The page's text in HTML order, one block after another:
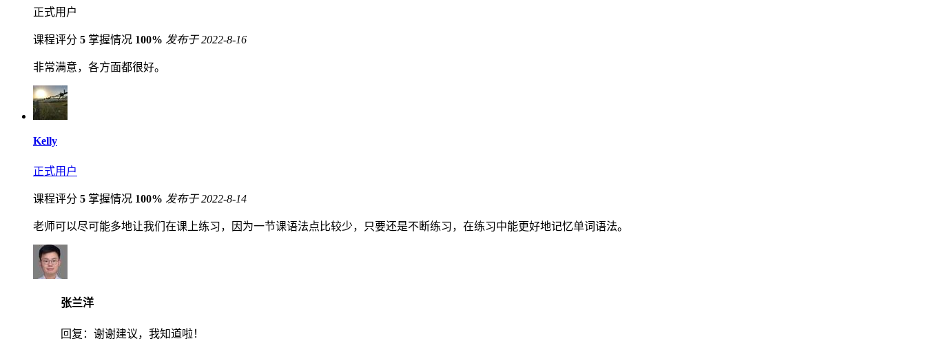
正式用户
课程评分 5 掌握情况 100% 发布于 2022-8-16
非常满意，各方面都很好。
Kelly
正式用户
课程评分 5 掌握情况 100% 发布于 2022-8-14
老师可以尽可能多地让我们在课上练习，因为一节课语法点比较少，只要还是不断练习，在练习中能更好地记忆单词语法。
张兰洋
回复： 谢谢建议，我知道啦！